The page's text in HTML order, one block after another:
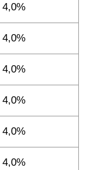
4,0%
4,0%
4,0%
4,0%
4,0%
4,0%